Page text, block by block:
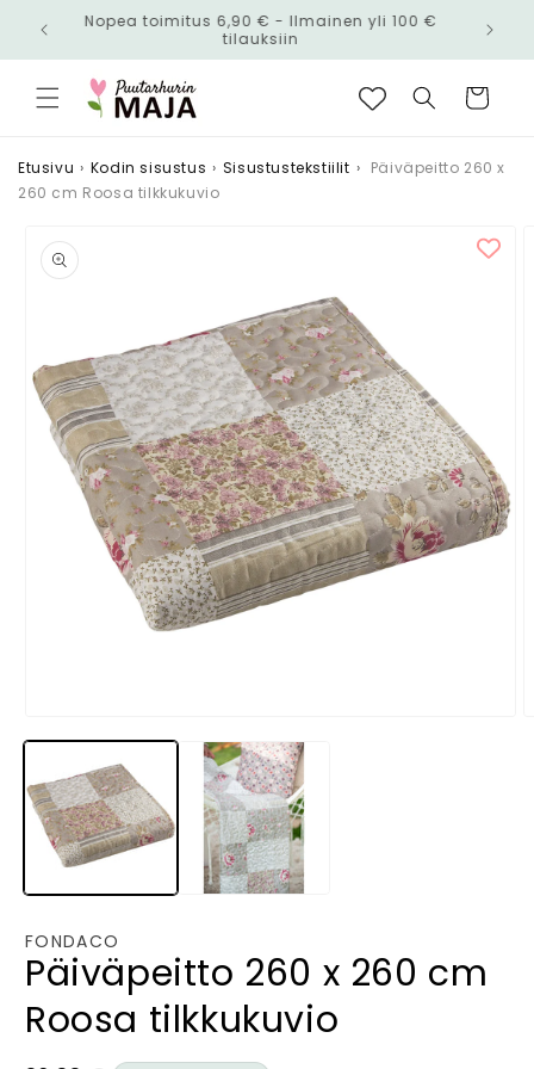
siirry
Nopea toimitus 6,90 € - Ilmainen yli 100 €
tilauksiin
Ostoskori
Etusivu › Kodin sisustus › Sisustustekstiilit › Päiväpeitto 260 x
260 cm Roosa tilkkukuvio
tuotetietoihin
aineisto
modaalisessa
ikkunassa
FONDACO
Päiväpeitto 260 x 260 cm
Roosa tilkkukuvio